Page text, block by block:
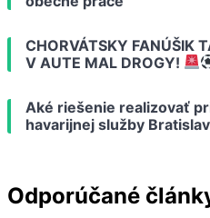
CHORVÁTSKY FANÚŠIK
V AUTE MAL DROGY!
Aké riešenie realizovať
havarijnej služby
Odporúčané